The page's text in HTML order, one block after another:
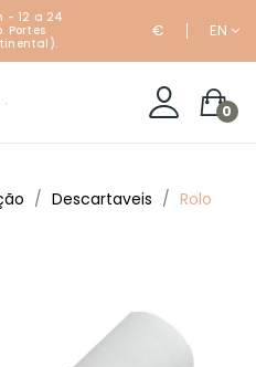
- 12 a 24
Portes
€ EN
0
Descartaveis
Rolo